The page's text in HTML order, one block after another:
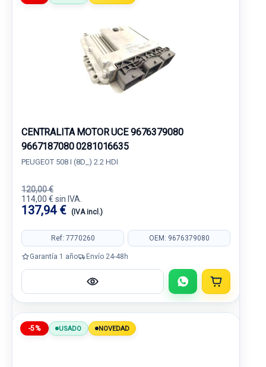
CENTRALITA MOTOR UCE 9676379080
9667187080 0281016635
PEUGEOT 508 I (8D_) 2.2 HDI
120,00 €
114,00 € sin IVA.
137,94 € (IVA incl.)
Ref: 7770260 OEM: 9676379080
Garantía 1 año Envío 24-48h
-5% USADO NOVEDAD